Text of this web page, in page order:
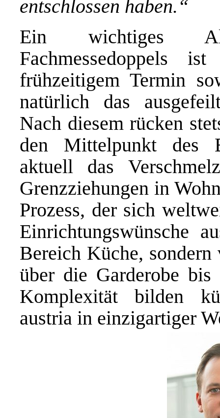
entschlossen haben.“
Ein wichtiges
Fachmessedoppels
frühzeitigem Termin
natürlich das
Nach diesem rücken
den Mittelpunkt des
aktuell das
Grenzziehungen in
Prozess, der sich
Einrichtungswünsche
Bereich Küche,
über die Garderobe
Komplexität bilden
austria in einzigartiger